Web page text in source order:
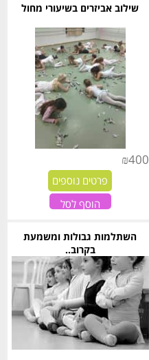
שילוב אביזרים בשיעורי מחול
₪400
פרטים נוספים
הוסף לסל
השתלמות גבולות ומשמעת
בקרוב..